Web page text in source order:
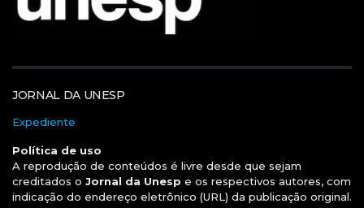
JORNAL DA UNESP
Expediente
Política de uso
A reprodução de conteúdos é livre desde que sejam
creditados o Jornal da Unesp e os respectivos autores, com
indicação do endereço eletrônico (URL) da publicação original.